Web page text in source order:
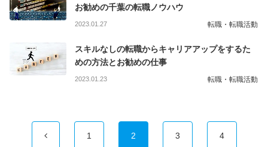
お勧めの千葉の転職ノウハウ
2023.01.27 転職・転職活動
スキルなしの転職からキャリアアップをするた
めの方法とお勧めの仕事
2023.01.23 転職・転職活動
1 2 3 4